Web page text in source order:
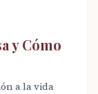
y Cómo
a la vida